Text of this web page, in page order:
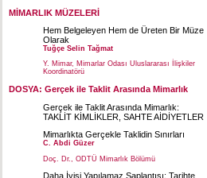
MİMARLIK MÜZELERİ
Hem Belgeleyen Hem de Üreten Bir Müze
Olarak
Tuğçe Selin Tağmat
Y. Mimar, Mimarlar Odası Uluslararası İlişkiler
Koordinatörü
DOSYA: Gerçek ile Taklit Arasında Mimarlık
Gerçek ile Taklit Arasında Mimarlık:
TAKLİT KİMLİKLER, SAHTE AİDİYETLER
Mimarlıkta Gerçekle Taklidin Sınırları
C. Abdi Güzer
Doç. Dr., ODTÜ Mimarlık Bölümü
Daha İyisi Yapılamaz Saplantısı: Tarihte